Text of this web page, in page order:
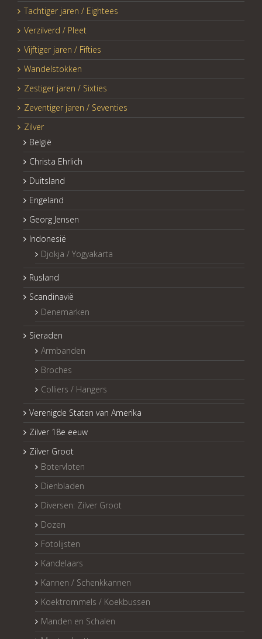
Tachtiger jaren / Eightees
Verzilverd / Pleet
Vijftiger jaren / Fifties
Wandelstokken
Zestiger jaren / Sixties
Zeventiger jaren / Seventies
Zilver
België
Christa Ehrlich
Duitsland
Engeland
Georg Jensen
Indonesië
Djokja / Yogyakarta
Rusland
Scandinavië
Denemarken
Sieraden
Armbanden
Broches
Colliers / Hangers
Verenigde Staten van Amerika
Zilver 18e eeuw
Zilver Groot
Botervloten
Dienbladen
Diversen: Zilver Groot
Dozen
Fotolijsten
Kandelaars
Kannen / Schenkkannen
Koektrommels / Koekbussen
Manden en Schalen